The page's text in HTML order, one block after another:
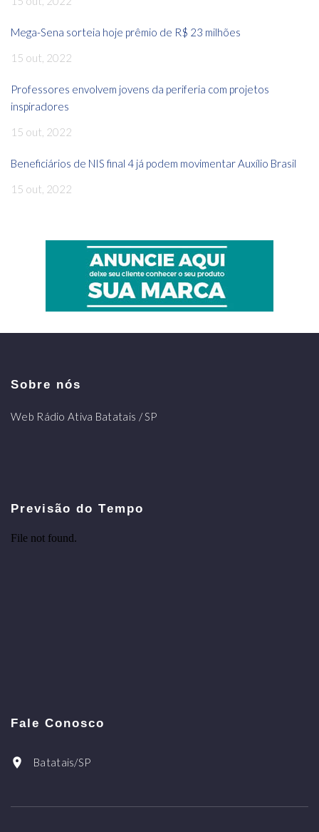
Mega-Sena sorteia hoje prêmio de R$ 23 milhões
15 out, 2022
Professores envolvem jovens da periferia com projetos
inspiradores
15 out, 2022
Beneficiários de NIS final 4 já podem movimentar Auxílio Brasil
15 out, 2022
Sobre nós
Web Rádio Ativa Batatais / SP
Previsão do Tempo
Fale Conosco
Batatais/SP